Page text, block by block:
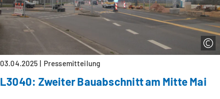
03.04.2025 Pressemitteilung
L3040: Zweiter Bauabschnitt am Mitte Mai